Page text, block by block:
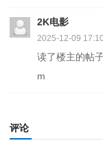
2K电影
2025-12-09
读了楼主的帖
m
评论